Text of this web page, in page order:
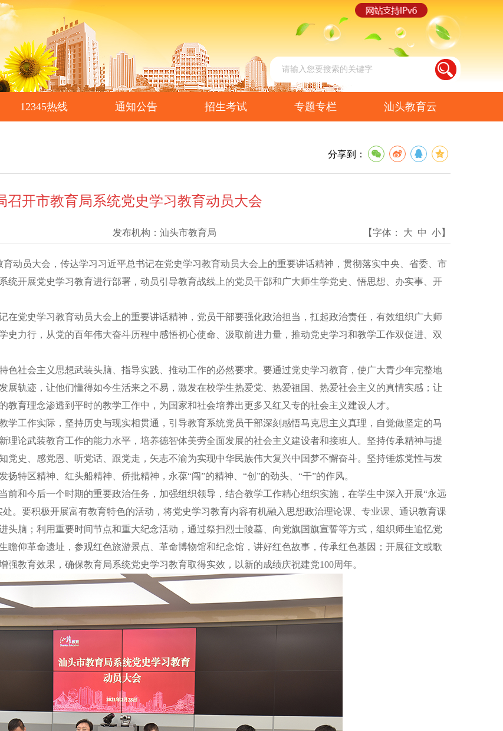
12345热线 通知公告 招生考试 专题专栏 汕头教育云
分享到：
召开市教育局系统党史学习教育动员大会
发布机构： 汕头市教育局 【字体： 大 中 小】
员大会，传达学习习近平总书记在党史学习教育动员大会上的重要讲话精神，贯彻落实中央、省委、市
统开展党史学习教育进行部署，动员引导教育战线上的党员干部和广大师生学党史、悟思想、办实事、开
党史学习教育动员大会上的重要讲话精神，党员干部要强化政治担当，扛起政治责任，有效组织广大师
史力行，从党的百年伟大奋斗历程中感悟初心使命、汲取前进力量，推动党史学习和教学工作双促进、双
社会主义思想武装头脑、指导实践、推动工作的必然要求。要通过党史学习教育，使广大青少年完整地
展轨迹，让他们懂得如今生活来之不易，激发在校学生热爱党、热爱祖国、热爱社会主义的真情实感；让
育理念渗透到平时的教学工作中，为国家和社会培养出更多又红又专的社会主义建设人才。
工作实际，坚持历史与现实相贯通，引导教育系统党员干部深刻感悟马克思主义真理，自觉做坚定的马
理论武装教育工作的能力水平，培养德智体美劳全面发展的社会主义建设者和接班人。坚持传承精神与提
党史、感党恩、听党话、跟党走，矢志不渝为实现中华民族伟大复兴中国梦不懈奋斗。坚持锤炼党性与发
特区精神、红头船精神、侨批精神，永葆“闯”的精神、“创”的劲头、“干”的作风。
和今后一个时期的重要政治任务，加强组织领导，结合教学工作精心组织实施，在学生中深入开展“永远
。要积极开展富有教育特色的活动，将党史学习教育内容有机融入思想政治理论课、专业课、通识教育课
头脑；利用重要时间节点和重大纪念活动，通过祭扫烈士陵墓、向党旗国旗宣誓等方式，组织师生追忆党
瞻仰革命遗址，参观红色旅游景点、革命博物馆和纪念馆，讲好红色故事，传承红色基因；开展征文或歌
教育效果，确保教育局系统党史学习教育取得实效，以新的成绩庆祝建党100周年。